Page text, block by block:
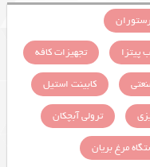
پیتزا
تجهیزات کافه
کابینت استیل
ترولی آبچکان
مرغ بریان